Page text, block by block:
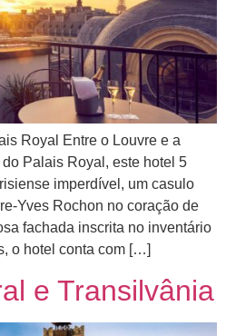
Royal Entre o Louvre e a
Palais Royal, este hotel 5
imperdível, um casulo
Yves Rochon no coração de
fachada inscrita no inventário
o hotel conta com […]
e Transilvânia